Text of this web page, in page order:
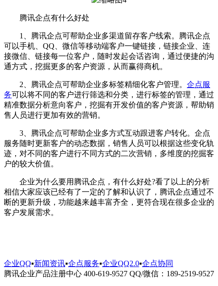
腾讯企点有什么好处
1、腾讯企点可帮助企业多渠道留存客户线索。腾讯企点
可以手机、QQ、微信等移动端客户一键链接，链接企业、连
接微信、链接每一位客户，随时发起会话咨询，通过便捷的沟
通方式，挖掘更多的客户资源，从而赢得商机。
2、腾讯企点可帮助企业多标签精细化客户管理。 企点服
务可以将不同的客户进行筛选和分类，进行标签的管理，通过
精准数据分析意向客户，挖掘有开发价值的客户资源，帮助销
售人员进行更加有效的营销。
3、腾讯企点可帮助企业多方式互动跟进客户转化。企点
服务随时更新客户的动态数据，销售人员可以根据这些变化轨
迹，对不同的客户进行不同方式的二次营销，多维度的挖掘客
户的较大价值。
企业为什么要用腾讯企点，有什么好处?看了以上的分析
相信大家应该已经有了一定的了解和认识了，腾讯企点通过不
断的更新升级，功能越来越丰富齐全，更符合现在很多企业的
客户发展需求。
企业QQ▪新闻资讯▪企点服务▪企业QQ2.0▪企点协同
腾讯企业产品注册中心 400-619-9527 QQ/微信：189-2519-9527